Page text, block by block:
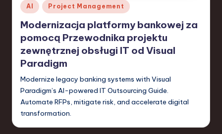
w
a
r
e
,
T
e
Posted
in
AI Project Management
Modernizacja platformy bankowej za
pomocą Przewodnika projektu
zewnętrznej obsługi IT od Visual
Paradigm
Modernize legacy banking systems with Visual
Paradigm’s AI-powered IT Outsourcing Guide.
Automate RFPs, mitigate risk, and accelerate digital
transformation.